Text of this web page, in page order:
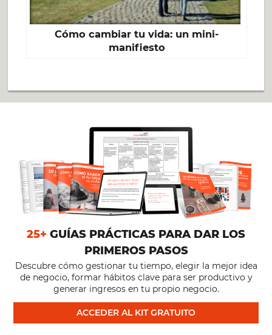
Cómo cambiar tu vida: un mini-
manifiesto
25+ GUÍAS PRÁCTICAS PARA DAR LOS
PRIMEROS PASOS
Descubre cómo gestionar tu tiempo, elegir la mejor idea
de negocio, formar hábitos clave para ser productivo y
generar ingresos en tu propio negocio.
ACCEDER AL KIT GRATUITO